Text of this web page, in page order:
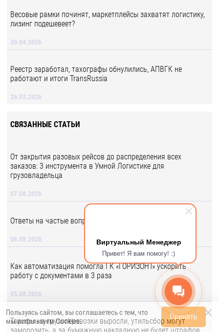
Виртуальный Менеджер
Привет! Я вам помогу! :)
Весовые рамки починят, маркетплейсы захватят логистику,
лизинг подешевеет?
30.04.2026
Реестр заработал, тахографы обнулились, АПВГК не
работают и итоги TransRussia
26.03.2026
СВЯЗАННЫЕ СТАТЬИ
От закрытия разовых рейсов до распределения всех
заказов: 3 инструмента в Умной Логистике для
грузовладельца
07.08.2026
Ответы на частые вопросы об Умной Логистике
06.08.2026
Как автоматизация помогла ГК «ГОРИЗОНТ» ускорить
работу с документами в 3 раза
05.08.2026
Тарифы на грузоперевозки выросли, утильсбор могут
Пользуясь сайтом, вы соглашаетесь с тем, что
мы используемCookies. Принять